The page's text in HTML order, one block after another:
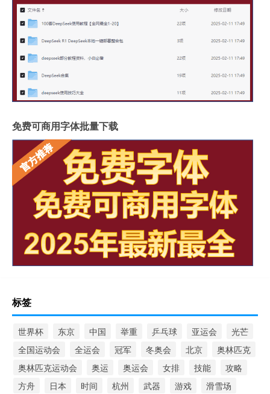
免费可商用字体批量下载
标签
世界杯 东京 中国 举重 乒乓球 亚运会
光芒
全国运动会
全运会 冠军 冬奥会 北京
奥林匹克
奥林匹克运动会
奥运 奥运会 女排 技能
攻略
方舟
日本 时间 杭州 武器 游戏
滑雪场